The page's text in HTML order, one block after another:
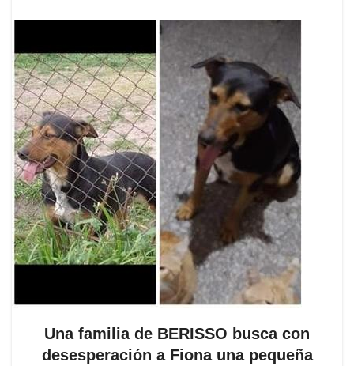
Una familia de BERISSO busca con
desesperación a Fiona una pequeña